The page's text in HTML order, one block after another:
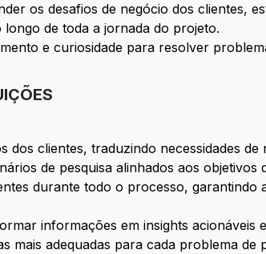
os desafios de negócio dos clientes,
de toda a jornada do projeto.
e curiosidade para resolver
dos clientes, traduzindo necessidades de
de pesquisa alinhados aos objetivos
durante todo o processo, garantindo
informações em insights acionáveis
mais adequadas para cada problema de